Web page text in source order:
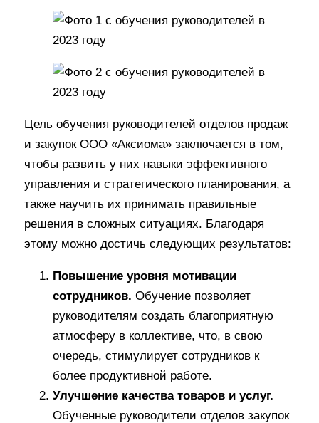
Цель обучения руководителей отделов продаж
и закупок ООО «Аксиома» заключается в том,
чтобы развить у них навыки эффективного
управления и стратегического планирования, а
также научить их принимать правильные
решения в сложных ситуациях. Благодаря
этому можно достичь следующих результатов:
Повышение уровня мотивации
сотрудников.Обучение позволяет
руководителям создать благоприятную
атмосферу в коллективе, что, в свою
очередь, стимулирует сотрудников к
более продуктивной работе.
Улучшение качества товаров и услуг.
Обученные руководители отделов закупок